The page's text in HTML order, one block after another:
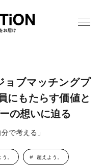
ョブマッチングプ
にもたらす価値と
の想いに迫る
で考える」
。 超えよう。